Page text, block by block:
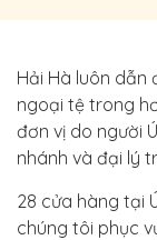
Hải Hà luôn dẫn
ngoại tệ trong
đơn vị do người
nhánh và đại lý
28 cửa hàng tại
chúng tôi phục